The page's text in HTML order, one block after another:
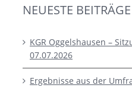
NEUESTE BEITRÄGE
KGR Oggelshausen –
07.07.2026
Ergebnisse aus der